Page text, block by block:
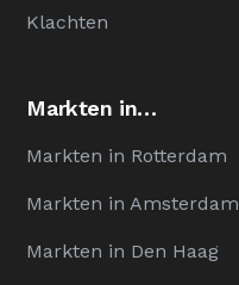
Klachten
Markten in…
Markten in Rotterdam
Markten in Amsterdam
Markten in Den Haag